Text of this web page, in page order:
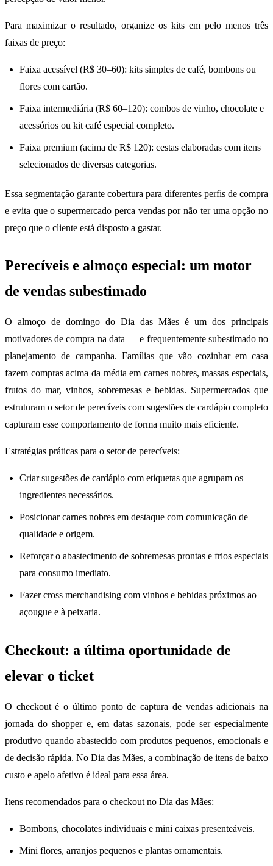
Para maximizar o resultado, organize os kits em pelo menos três
faixas de preço:
Faixa acessível (R$ 30–60): kits simples de café, bombons ou
flores com cartão.
Faixa intermediária (R$ 60–120): combos de vinho, chocolate e
acessórios ou kit café especial completo.
Faixa premium (acima de R$ 120): cestas elaboradas com itens
selecionados de diversas categorias.
Essa segmentação garante cobertura para diferentes perfis de compra
e evita que o supermercado perca vendas por não ter uma opção no
preço que o cliente está disposto a gastar.
Perecíveis e almoço especial: um motor
de vendas subestimado
O almoço de domingo do Dia das Mães é um dos principais
motivadores de compra na data — e frequentemente subestimado no
planejamento de campanha. Famílias que vão cozinhar em casa
fazem compras acima da média em carnes nobres, massas especiais,
frutos do mar, vinhos, sobremesas e bebidas. Supermercados que
estruturam o setor de perecíveis com sugestões de cardápio completo
capturam esse comportamento de forma muito mais eficiente.
Estratégias práticas para o setor de perecíveis:
Criar sugestões de cardápio com etiquetas que agrupam os
ingredientes necessários.
Posicionar carnes nobres em destaque com comunicação de
qualidade e origem.
Reforçar o abastecimento de sobremesas prontas e frios especiais
para consumo imediato.
Fazer cross merchandising com vinhos e bebidas próximos ao
açougue e à peixaria.
Checkout: a última oportunidade de
elevar o ticket
O checkout é o último ponto de captura de vendas adicionais na
jornada do shopper e, em datas sazonais, pode ser especialmente
produtivo quando abastecido com produtos pequenos, emocionais e
de decisão rápida. No Dia das Mães, a combinação de itens de baixo
custo e apelo afetivo é ideal para essa área.
Itens recomendados para o checkout no Dia das Mães:
Bombons, chocolates individuais e mini caixas presenteáveis.
Mini flores, arranjos pequenos e plantas ornamentais.